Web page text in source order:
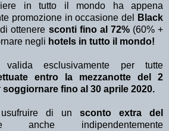
in tutto il mondo ha appena
promozione in occasione del
Black
ottenere sconti fino al 72% (60% +
negli hotels in tutto il mondo!
esclusivamente per tutte
entro la mezzanotte del 2
soggiornare fino al 30 aprile 2020.
di un sconto extra del
anche indipendentemente